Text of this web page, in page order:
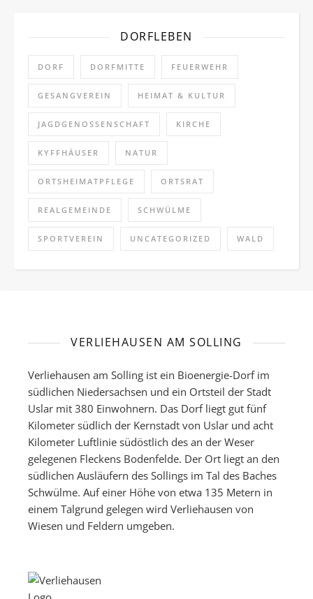
DORFLEBEN
DORF DORFMITTE FEUERWEHR
GESANGVEREIN HEIMAT & KULTUR
JAGDGENOSSENSCHAFT KIRCHE
KYFFHÄUSER NATUR
ORTSHEIMATPFLEGE ORTSRAT
REALGEMEINDE SCHWÜLME
SPORTVEREIN UNCATEGORIZED WALD
VERLIEHAUSEN AM SOLLING
Verliehausen am Solling ist ein Bioenergie-Dorf im
südlichen Niedersachsen und ein Ortsteil der Stadt
Uslar mit 380 Einwohnern. Das Dorf liegt gut fünf
Kilometer südlich der Kernstadt von Uslar und acht
Kilometer Luftlinie südöstlich des an der Weser
gelegenen Fleckens Bodenfelde. Der Ort liegt an den
südlichen Ausläufern des Sollings im Tal des Baches
Schwülme. Auf einer Höhe von etwa 135 Metern in
einem Talgrund gelegen wird Verliehausen von
Wiesen und Feldern umgeben.